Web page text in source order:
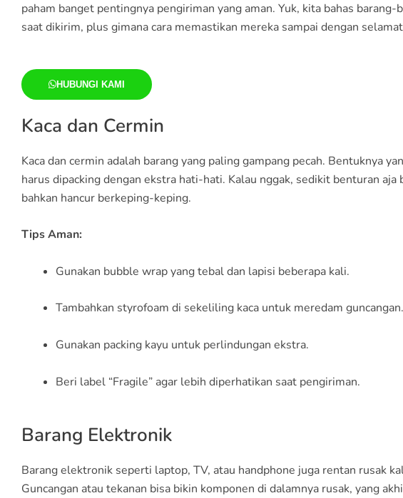
paham banget pentingnya pengiriman yang aman. Yuk, kita bahas barang-
saat dikirim, plus gimana cara memastikan mereka sampai dengan
HUBUNGI KAMI
Kaca dan Cermin
Kaca dan cermin adalah barang yang paling gampang pecah. Bentuknya
harus dipacking dengan ekstra hati-hati. Kalau nggak, sedikit benturan aja
bahkan hancur berkeping-keping.
Tips Aman:
Gunakan bubble wrap yang tebal dan lapisi beberapa kali.
Tambahkan styrofoam di sekeliling kaca untuk meredam guncangan.
Gunakan packing kayu untuk perlindungan ekstra.
Beri label “Fragile” agar lebih diperhatikan saat pengiriman.
Barang Elektronik
Barang elektronik seperti laptop, TV, atau handphone juga rentan rusak
Guncangan atau tekanan bisa bikin komponen di dalamnya rusak, yang